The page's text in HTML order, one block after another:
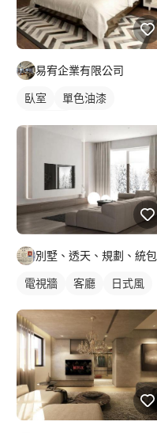
易宥企業有限公司
臥室
單色油漆
別墅、透天、規劃、統包
電視牆 客廳 日式風